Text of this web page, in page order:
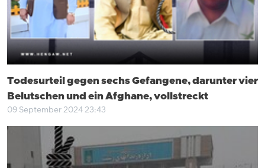
Todesurteil gegen sechs Gefangene, darunter vier
Belutschen und ein Afghane, vollstreckt
09 September 2024 23:43